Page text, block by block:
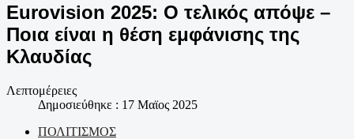
Eurovision 2025: Ο τελικός απόψε –
Ποια είναι η θέση εμφάνισης της
Κλαυδίας
Λεπτομέρειες
Δημοσιεύθηκε : 17 Μαϊος 2025
ΠΟΛΙΤΙΣΜΟΣ